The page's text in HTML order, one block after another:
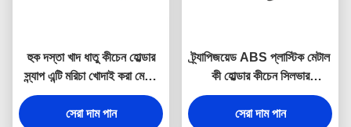
হুক দস্তা খাদ ধাতু কীচেন হোল্ডার
স্ন্যাপ এন্টি মরিচা খোদাই করা মেটাল
কীরিং
সেরা দাম পান
ট্র্যাপিজয়েড ABS প্লাস্টিক মেটাল
কী হোল্ডার কীচেন সিলভার
ইলেক্ট্রোপ্লেটিং
সেরা দাম পান